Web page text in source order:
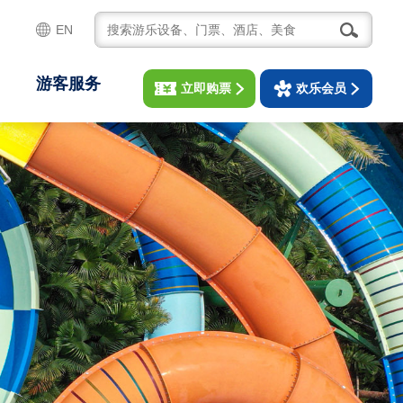
游客服务
EN
立即购票 欢乐会员